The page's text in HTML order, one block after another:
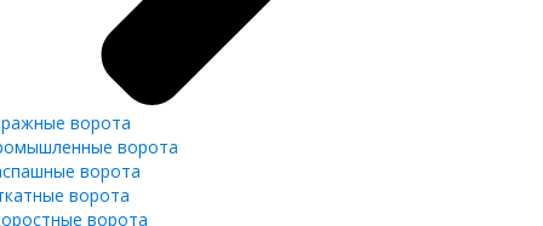
ворота
ворота
ворота
ворота
ворота